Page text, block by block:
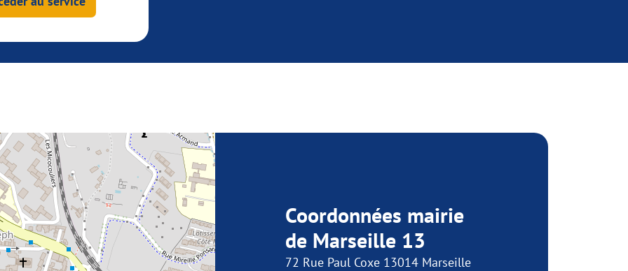
Coordonnées mairie
de Marseille 13
72 Rue Paul Coxe 13014 Marseille